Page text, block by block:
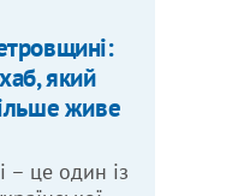
який
живе
– це один із